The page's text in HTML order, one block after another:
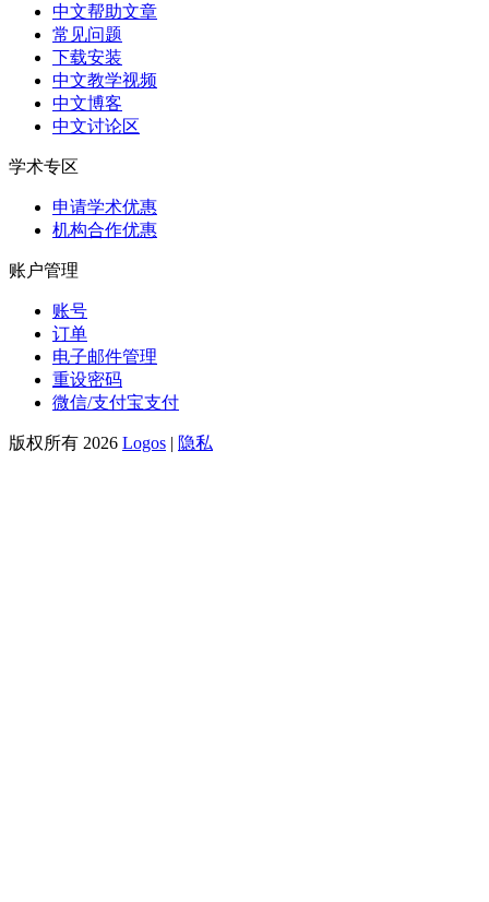
中文帮助文章
常见问题
下载安装
中文教学视频
中文博客
中文讨论区
学术专区
申请学术优惠
机构合作优惠
账户管理
账号
订单
电子邮件管理
重设密码
微信/支付宝支付
版权所有 2026 Logos | 隐私